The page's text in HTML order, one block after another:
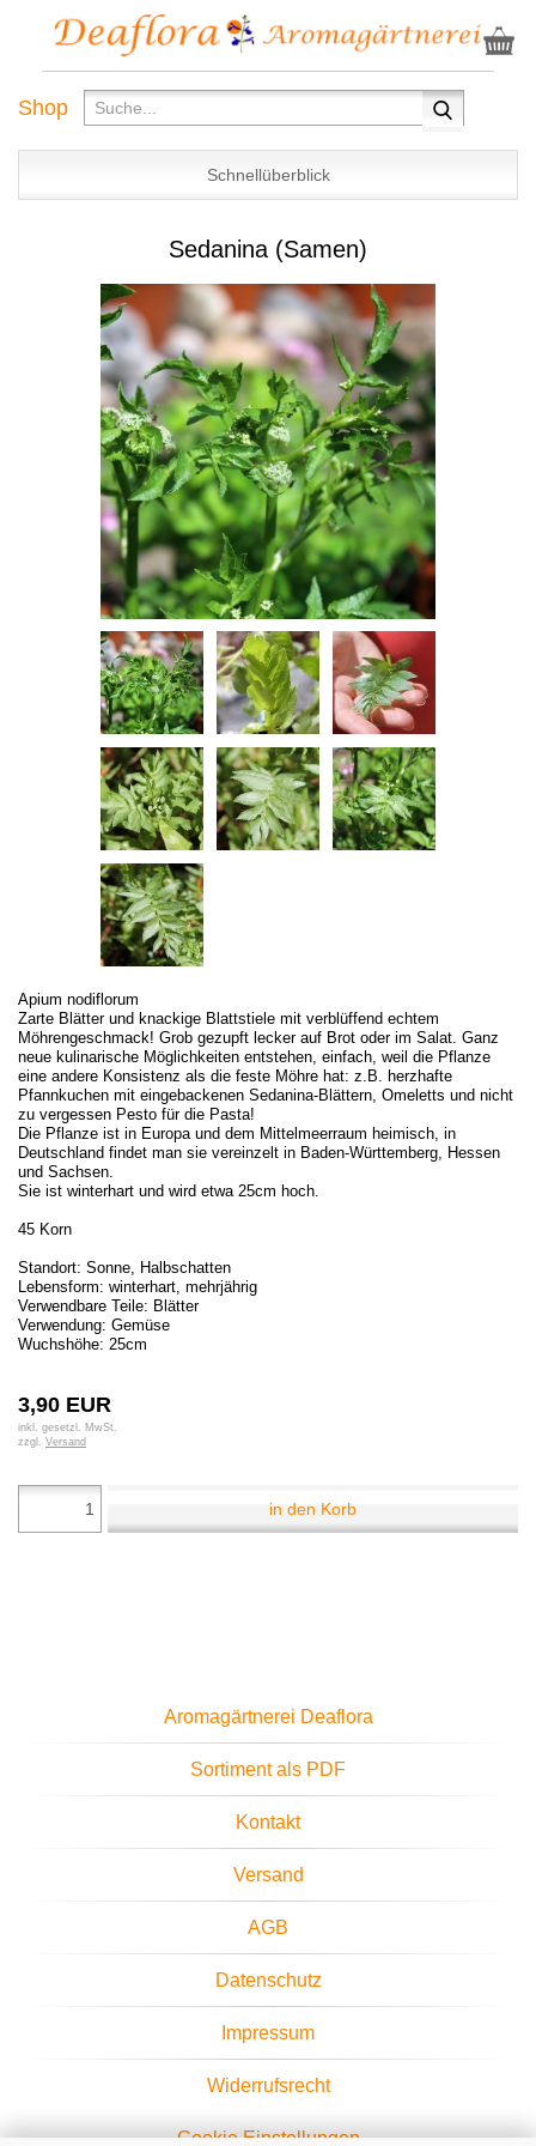
Shop
Schnellüberblick
Sedanina (Samen)
Apium nodiflorum
Zarte Blätter und knackige Blattstiele mit verblüffend echtem
Möhrengeschmack! Grob gezupft lecker auf Brot oder im Salat. Ganz
neue kulinarische Möglichkeiten entstehen, einfach, weil die Pflanze
eine andere Konsistenz als die feste Möhre hat: z.B. herzhafte
Pfannkuchen mit eingebackenen Sedanina-Blättern, Omeletts und nicht
zu vergessen Pesto für die Pasta!
Die Pflanze ist in Europa und dem Mittelmeerraum heimisch, in
Deutschland findet man sie vereinzelt in Baden-Württemberg, Hessen
und Sachsen.
Sie ist winterhart und wird etwa 25cm hoch.
45 Korn
Standort: Sonne, Halbschatten
Lebensform: winterhart, mehrjährig
Verwendbare Teile: Blätter
Verwendung: Gemüse
Wuchshöhe: 25cm
3,90 EUR
inkl. gesetzl. MwSt.
zzgl. Versand
in den Korb
Aromagärtnerei Deaflora
Sortiment als PDF
Kontakt
Versand
AGB
Datenschutz
Impressum
Widerrufsrecht
Cookie Einstellungen